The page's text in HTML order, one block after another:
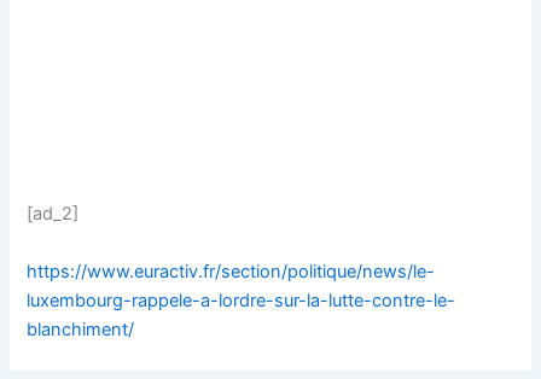
[ad_2]
https://www.euractiv.fr/section/politique/news/le-
luxembourg-rappele-a-lordre-sur-la-lutte-contre-le-
blanchiment/